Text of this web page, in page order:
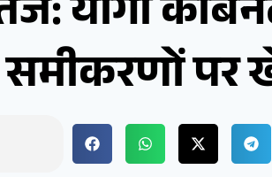
योगी
पर